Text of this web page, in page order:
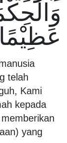
عَظِيْمًا
telah
Kami
kepada
yang